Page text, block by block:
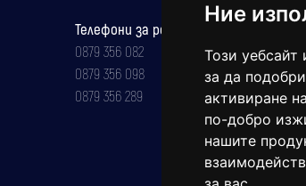
Ние
Този уебсайт
за да
активиране
по-добро
нашите
Телефони за реклама и абонаменти
0879 356 082
0879 356 098
0879 356 289